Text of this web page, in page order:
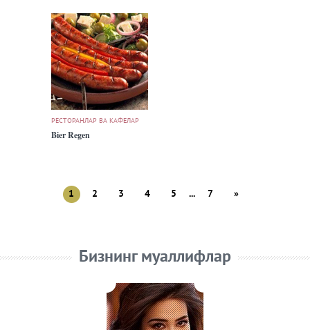
РЕСТОРАНЛАР ВА КАФЕЛАР
Bier Regen
1 2 3 4 5 ... 7 »
Бизнинг муаллифлар